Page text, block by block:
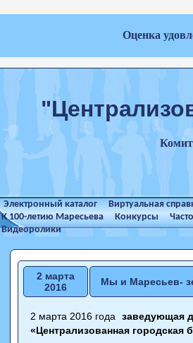
Оценка
Электронный каталог Виртуальная
К 100-летию Маресьева
Конкурсы
Видеоролики
2 марта
2016
Мы и Маресьев-
2 марта 2016 года заведующая
«Централизованная